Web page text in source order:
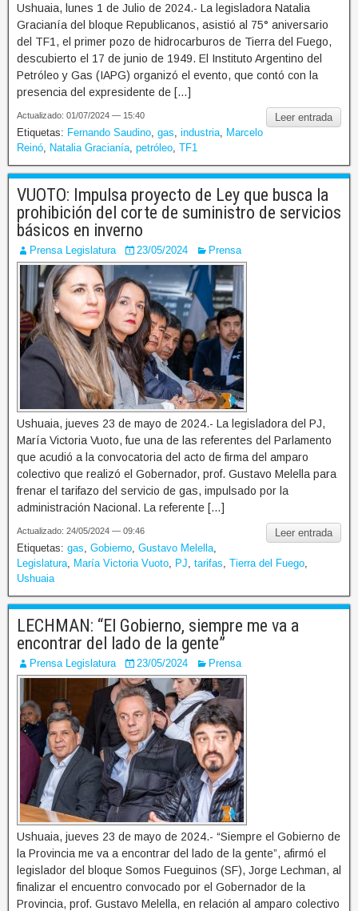
Ushuaia, lunes 1 de Julio de 2024.- La legisladora Natalia
Gracianía del bloque Republicanos, asistió al 75° aniversario
del TF1, el primer pozo de hidrocarburos de Tierra del Fuego,
descubierto el 17 de junio de 1949. El Instituto Argentino del
Petróleo y Gas (IAPG) organizó el evento, que contó con la
presencia del expresidente de […]
Leer entrada
Actualizado: 01/07/2024 — 15:40
Etiquetas: Fernando Saudino gas industria
Marcelo
Reinó
Natalia Gracianía petróleo TF1
VUOTO: Impulsa proyecto de Ley que busca la
prohibición del corte de suministro de servicios
básicos en inverno
Prensa Legislatura 23/05/2024 Prensa
Ushuaia, jueves 23 de mayo de 2024.- La legisladora del PJ,
María Victoria Vuoto, fue una de las referentes del Parlamento
que acudió a la convocatoria del acto de firma del amparo
colectivo que realizó el Gobernador, prof. Gustavo Melella para
frenar el tarifazo del servicio de gas, impulsado por la
administración Nacional. La referente […]
Leer entrada
Actualizado: 24/05/2024 — 09:46
Etiquetas: gas Gobierno Gustavo Melella
Legislatura
María Victoria Vuoto PJ tarifas Tierra del Fuego
Ushuaia
LECHMAN: “El Gobierno, siempre me va a
encontrar del lado de la gente”
Prensa Legislatura 23/05/2024 Prensa
Ushuaia, jueves 23 de mayo de 2024.- “Siempre el Gobierno de
la Provincia me va a encontrar del lado de la gente”, afirmó el
legislador del bloque Somos Fueguinos (SF), Jorge Lechman, al
finalizar el encuentro convocado por el Gobernador de la
Provincia, prof. Gustavo Melella, en relación al amparo colectivo